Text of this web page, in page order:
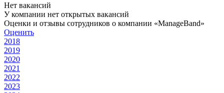
Нет вакансий
У компании нет открытых вакансий
Оценки и отзывы сотрудников о компании «ManageBand»
Оценить
2018
2019
2020
2021
2022
2023